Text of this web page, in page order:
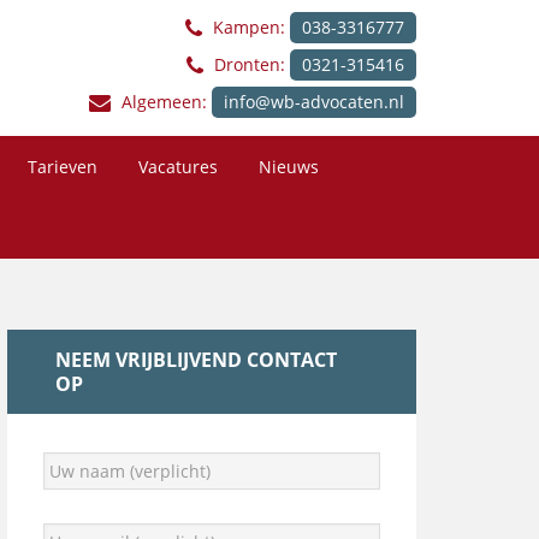
Kampen:
038-3316777
Dronten:
0321-315416
Algemeen:
info@wb-advocaten.nl
Tarieven Vacatures Nieuws
NEEM VRIJBLIJVEND CONTACT
OP
U
w
n
U